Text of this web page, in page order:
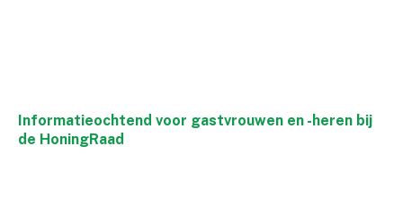
Informatieochtend voor gastvrouwen en -heren bij
de HoningRaad